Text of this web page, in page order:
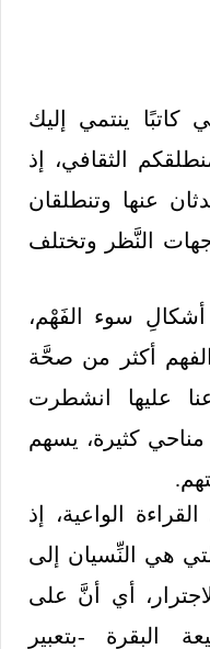
كاتبًا ينتمي إليك
الثقافي، إذ
عنها وتنطلقان
النَّظر وتختلف
سوء الفَهْم،
أكثر من صحَّة
عليها انشطرت
كثيرة، يسهم
الواعية، إذ
هي النِّسيان إلى
أي أنَّ على
البقرة -بتعبير